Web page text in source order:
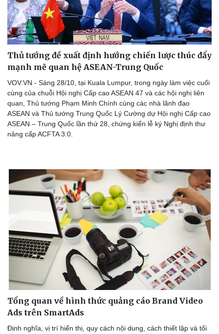
Thủ tướng đề xuất định hướng chiến lược thúc đẩy
mạnh mẽ quan hệ ASEAN-Trung Quốc
VOV.VN - Sáng 28/10, tại Kuala Lumpur, trong ngày làm việc cuối
cùng của chuỗi Hội nghị Cấp cao ASEAN 47 và các hội nghị liên
quan, Thủ tướng Phạm Minh Chính cùng các nhà lãnh đạo
ASEAN và Thủ tướng Trung Quốc Lý Cường dự Hội nghị Cấp cao
ASEAN – Trung Quốc lần thứ 28, chứng kiến lễ ký Nghị định thư
nâng cấp ACFTA 3.0.
Tổng quan về hình thức quảng cáo Brand Video
Ads trên SmartAds
Định nghĩa, vị trí hiển thị, quy cách nội dung, cách thiết lập và tối